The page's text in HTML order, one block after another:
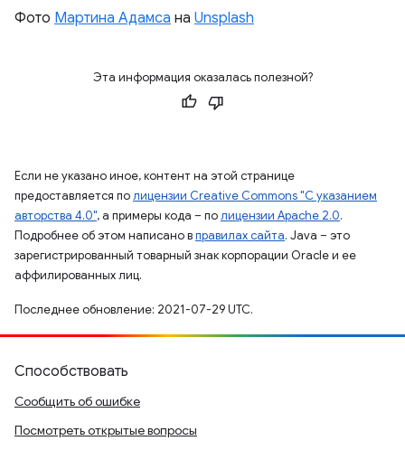
Фото Мартина Адамса на Unsplash
Эта информация оказалась полезной?
Если не указано иное, контент на этой странице
предоставляется полицензии Creative Commons "С указанием
авторства 4.0", а примеры кода – полицензии Apache 2.0.
Подробнее об этом написано вправилах сайта. Java – это
зарегистрированный товарный знак корпорации Oracle и ее
аффилированных лиц.
Последнее обновление: 2021-07-29 UTC.
Способствовать
Сообщить об ошибке
Посмотреть открытые вопросы